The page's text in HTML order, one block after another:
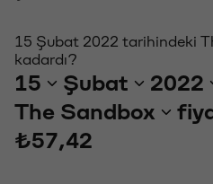
15 Şubat 2022 tarihindeki
kadardı?
15 Şubat 2022
The Sandbox
₺57,42